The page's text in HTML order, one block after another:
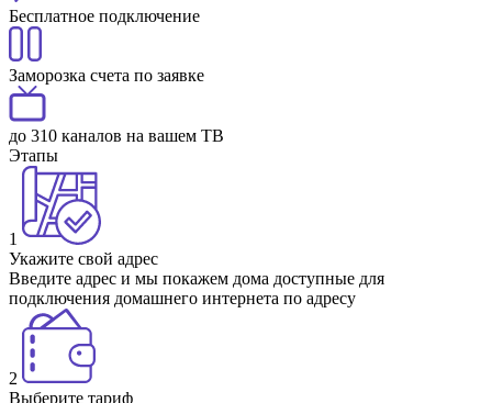
Бесплатное подключение
Заморозка счета по заявке
до 310 каналов на вашем ТВ
Этапы
1
Укажите свой адрес
Введите адрес и мы покажем дома доступные для
подключения домашнего интернета по адресу
2
Выберите тариф